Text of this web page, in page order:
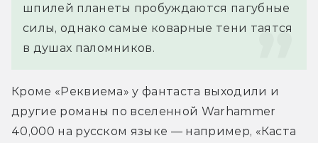
шпилей планеты пробуждаются пагубные
силы, однако самые коварные тени таятся
в душах паломников.
Кроме «Реквиема» у фантаста выходили и
другие романы по вселенной Warhammer
40,000 на русском языке — например, «Каста